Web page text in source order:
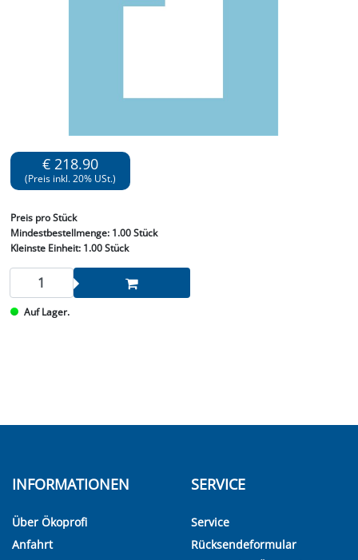
€ 218.90
(Preis inkl. 20% USt.)
Preis pro Stück
Mindestbestellmenge: 1.00 Stück
Kleinste Einheit:1.00 Stück
Auf Lager.
INFORMATIONEN
Über Ökoprofi
Anfahrt
SERVICE
Service
Rücksendeformular